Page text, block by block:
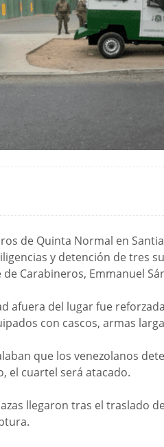
de Quinta Normal en
y detención de tres
Carabineros, Emmanuel
afuera del lugar fue
con cascos, armas
que los venezolanos
el cuartel será atacado.
llegaron tras el traslado